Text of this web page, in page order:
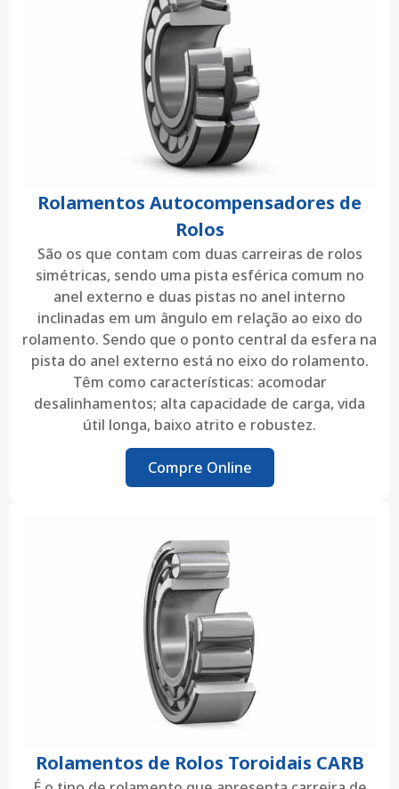
Rolamentos Autocompensadores de
Rolos
São os que contam com duas carreiras de rolos
simétricas, sendo uma pista esférica comum no
anel externo e duas pistas no anel interno
inclinadas em um ângulo em relação ao eixo do
rolamento. Sendo que o ponto central da esfera na
pista do anel externo está no eixo do rolamento.
Têm como características: acomodar
desalinhamentos; alta capacidade de carga, vida
útil longa, baixo atrito e robustez.
Compre Online
Rolamentos de Rolos Toroidais CARB